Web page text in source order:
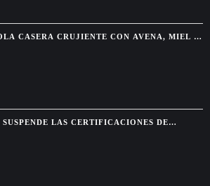
CASERA CRUJIENTE CON AVENA, MIEL Y
SECOS
SUSPENDE LAS CERTIFICACIONES DE
EN MICHOACÁN POR UNA AMENAZA DE